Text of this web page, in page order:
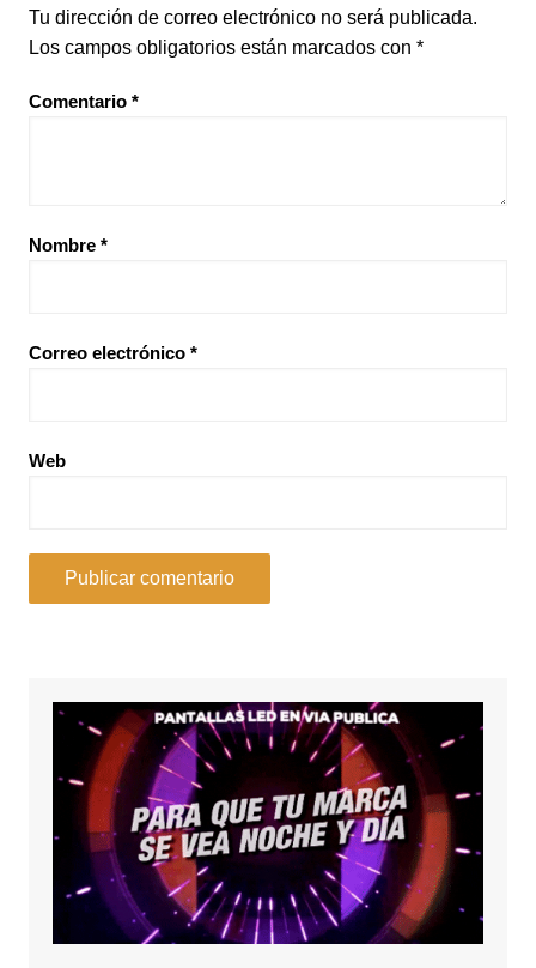
Tu dirección de correo electrónico no será publicada.
Los campos obligatorios están marcados con *
Comentario *
Nombre *
Correo electrónico *
Web